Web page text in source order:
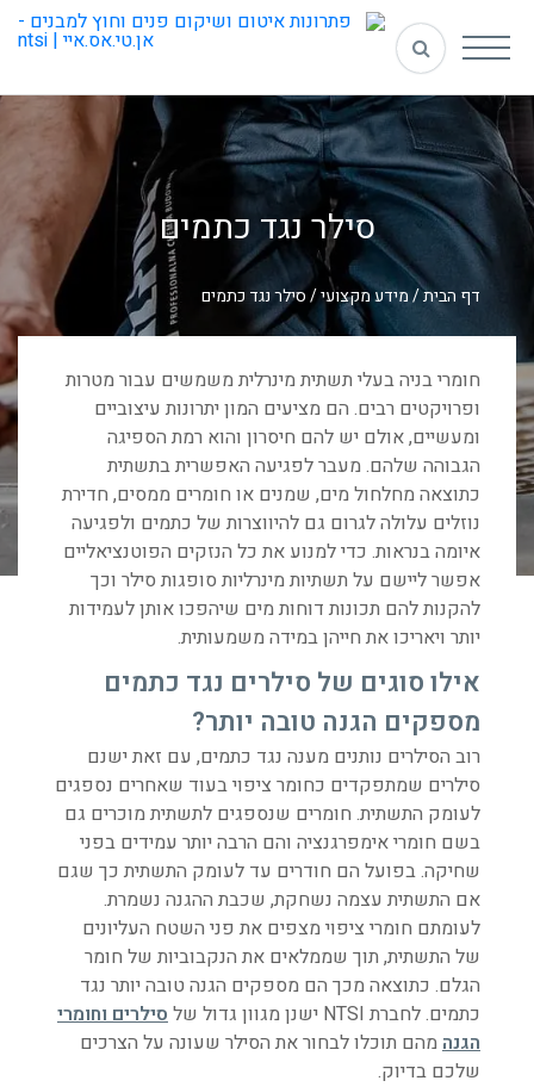
סילר נגד כתמים
דף הבית/מידע מקצועי/סילר נגד כתמים
חומרי בניה בעלי תשתית מינרלית משמשים עבור מטרות
ופרויקטים רבים. הם מציעים המון יתרונות עיצוביים
ומעשיים, אולם יש להם חיסרון והוא רמת הספיגה
הגבוהה שלהם. מעבר לפגיעה האפשרית בתשתית
כתוצאה מחלחול מים, שמנים או חומרים ממסים, חדירת
נוזלים עלולה לגרום גם להיווצרות של כתמים ולפגיעה
איומה בנראות. כדי למנוע את כל הנזקים הפוטנציאליים
אפשר ליישם על תשתיות מינרליות סופגות סילר וכך
להקנות להם תכונות דוחות מים שיהפכו אותן לעמידות
יותר ויאריכו את חייהן במידה משמעותית.
אילו סוגים של סילרים נגד כתמים
מספקים הגנה טובה יותר?
רוב הסילרים נותנים מענה נגד כתמים, עם זאת ישנם
סילרים שמתפקדים כחומר ציפוי בעוד שאחרים נספגים
לעומק התשתית. חומרים שנספגים לתשתית מוכרים גם
בשם חומרי אימפרגנציה והם הרבה יותר עמידים בפני
שחיקה. בפועל הם חודרים עד לעומק התשתית כך שגם
אם התשתית עצמה נשחקת, שכבת ההגנה נשמרת.
לעומתם חומרי ציפוי מצפים את פני השטח העליונים
של התשתית, תוך שממלאים את הנקבוביות של חומר
הגלם. כתוצאה מכך הם מספקים הגנה טובה יותר נגד
כתמים. לחברת NTSI ישנן מגוון גדול של
סילרים וחומרי
הגנה מהם תוכלו לבחור את הסילר שעונה על הצרכים
שלכם בדיוק.